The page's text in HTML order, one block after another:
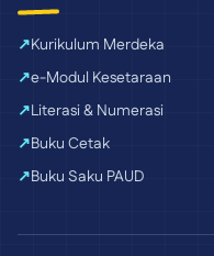
Kurikulum Merdeka
e-Modul Kesetaraan
Literasi & Numerasi
Buku Cetak
Buku Saku PAUD